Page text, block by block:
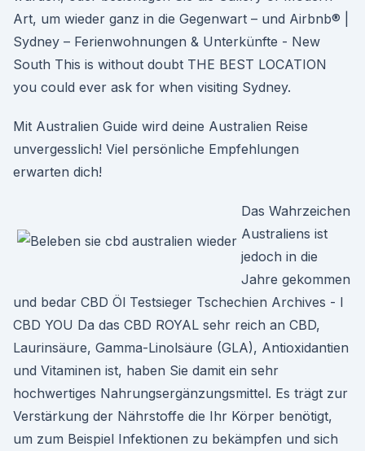
Art, um wieder ganz in die Gegenwart – und Airbnb® |
Sydney – Ferienwohnungen & Unterkünfte - New
South This is without doubt THE BEST LOCATION
you could ever ask for when visiting Sydney.
Mit Australien Guide wird deine Australien Reise
unvergesslich! Viel persönliche Empfehlungen
erwarten dich!
Das Wahrzeichen
Australiens ist
jedoch in die
Jahre gekommen
und bedar CBD Öl Testsieger Tschechien Archives - I
CBD YOU Da das CBD ROYAL sehr reich an CBD,
Laurinsäure, Gamma-Linolsäure (GLA), Antioxidantien
und Vitaminen ist, haben Sie damit ein sehr
hochwertiges Nahrungsergänzungsmittel. Es trägt zur
Verstärkung der Nährstoffe die Ihr Körper benötigt,
um zum Beispiel Infektionen zu bekämpfen und sich